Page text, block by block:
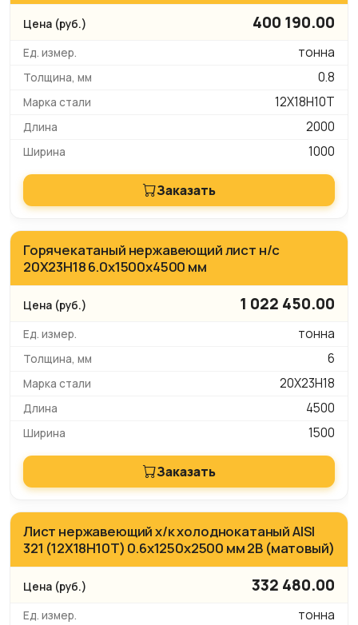
400 190.00
тонна
0.8
12Х18Н10Т
2000
1000
Заказать
Горячекатаный нержавеющий лист н/с
20Х23Н18 6.0х1500х4500 мм
1 022 450.00
тонна
6
20Х23Н18
4500
1500
Заказать
Лист нержавеющий х/к холоднокатаный AISI
321 (12Х18Н10Т) 0.6х1250х2500 мм 2B (матовый)
332 480.00
тонна